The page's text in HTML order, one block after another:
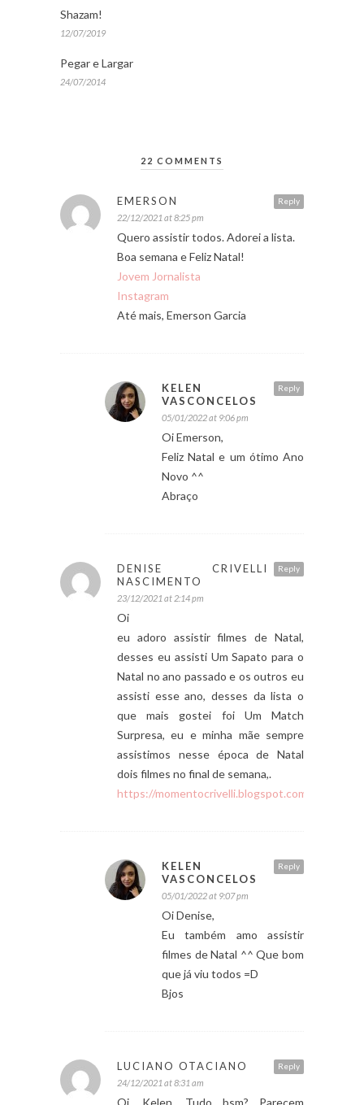
Shazam!
12/07/2019
Pegar e Largar
24/07/2014
22 COMMENTS
Reply
EMERSON
22/12/2021 at 8:25 pm
Quero assistir todos. Adorei a lista.
Boa semana e Feliz Natal!
Jovem Jornalista
Instagram
Até mais, Emerson Garcia
Reply
KELEN
VASCONCELOS
05/01/2022 at 9:06 pm
Oi Emerson,
Feliz Natal e um ótimo Ano
Novo ^^
Abraço
Reply
DENISE CRIVELLI
NASCIMENTO
23/12/2021 at 2:14 pm
Oi
eu adoro assistir filmes de Natal,
desses eu assisti Um Sapato para o
Natal no ano passado e os outros eu
assisti esse ano, desses da lista o
que mais gostei foi Um Match
Surpresa, eu e minha mãe sempre
assistimos nesse época de Natal
dois filmes no final de semana,.
https://momentocrivelli.blogspot.com/
Reply
KELEN
VASCONCELOS
05/01/2022 at 9:07 pm
Oi Denise,
Eu também amo assistir
filmes de Natal ^^ Que bom
que já viu todos =D
Bjos
Reply
LUCIANO OTACIANO
24/12/2021 at 8:31 am
Oi, Kelen. Tudo bsm? Parecem